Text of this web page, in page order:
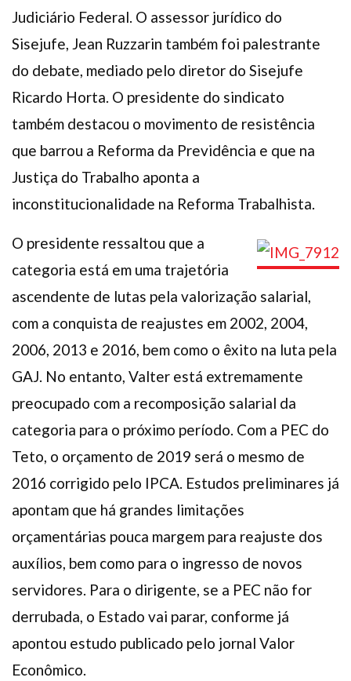
Judiciário Federal. O assessor jurídico do
Sisejufe, Jean Ruzzarin também foi palestrante
do debate, mediado pelo diretor do Sisejufe
Ricardo Horta. O presidente do sindicato
também destacou o movimento de resistência
que barrou a Reforma da Previdência e que na
Justiça do Trabalho aponta a
inconstitucionalidade na Reforma Trabalhista.
O presidente ressaltou que a
categoria está em uma trajetória
ascendente de lutas pela valorização salarial,
com a conquista de reajustes em 2002, 2004,
2006, 2013 e 2016, bem como o êxito na luta pela
GAJ. No entanto, Valter está extremamente
preocupado com a recomposição salarial da
categoria para o próximo período. Com a PEC do
Teto, o orçamento de 2019 será o mesmo de
2016 corrigido pelo IPCA. Estudos preliminares já
apontam que há grandes limitações
orçamentárias pouca margem para reajuste dos
auxílios, bem como para o ingresso de novos
servidores. Para o dirigente, se a PEC não for
derrubada, o Estado vai parar, conforme já
apontou estudo publicado pelo jornal Valor
Econômico.